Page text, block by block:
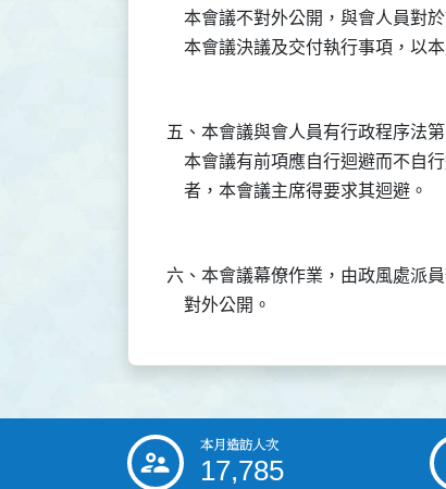
本會議不對外公開，與會人員對
五、本會議與會人員有行政程序法
本會議有前項應自行迴避而不
六、本會議幕僚作業，由政風處派
::: 本月造訪人次
17,785